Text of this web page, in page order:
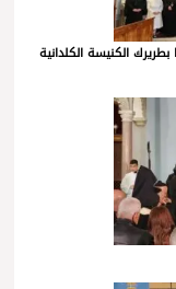
الكنيسة الكلدانية